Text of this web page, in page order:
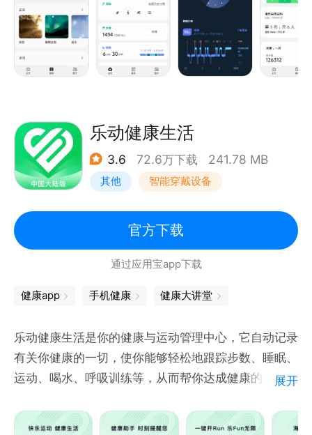
三星健康帮助您记录和管理各种健身活动，让您永远保
持好状态
*通过管理饮食来管理您的健康
您可以用它记录每日三餐和零食。检查每天摄入的维生
通过三星健康圈子，挑战自己，对战朋友和家人，以有
趣方式提升健康水平
*居家锻炼，向专家学习
专家教练视频将指导您完成新的健身计划
女性健康可通过合作伙伴共乐孕（Glow）在跟踪月经
周期、相关症状管理、提供个性化意见和内容方面提供
的手机无法使用启用Knox的三星健康服务。三星健康
需要Android 8.0（Marshmallow）或更高版本，具体
功能可能因用户所在国家、地区、网络运营商、设备型
号等而异。三星健康仅用于健身和健康方面目的，并不
用于诊断疾病或其他状况，也不用于治愈、缓解、治疗
或预防疾病。
乐动健康生活
3.6 72.6万下载 241.78 MB
其他 智能穿戴设备
官方下载
通过应用宝app下载
健康app 手机健康 健康大讲堂
乐动健康生活是你的健康与运动管理中心，它自动记录
有关你健康的一切，使你能够轻松地跟踪步数、睡眠、
运动、喝水、呼吸训练等，从而帮你达成健康的生活状
展开